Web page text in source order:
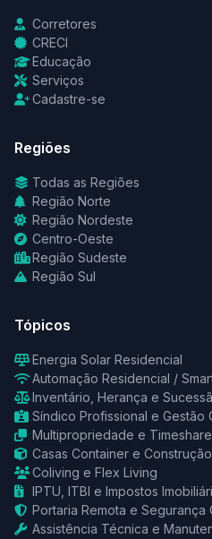
Corretores
CRECI
Educação
Serviços
Cadastre-se
Regiões
Todas as Regiões
Região Norte
Região Nordeste
Centro-Oeste
Região Sudeste
Região Sul
Tópicos
Energia Solar Residencial
Automação Residencial /
Inventário, Herança e
Síndico Profissional e Gestão
Multipropriedade e Timeshare
Casas Container e
Coliving e Flex Living
IPTU, ITBI e Impostos
Portaria Remota e Segurança
Assistência Técnica e